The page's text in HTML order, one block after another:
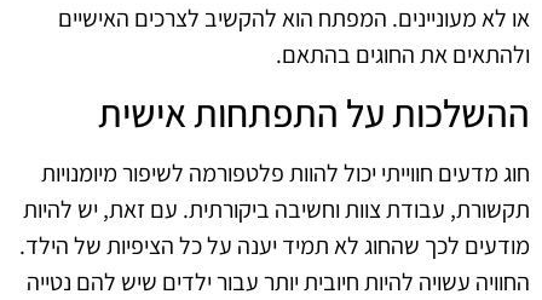
או לא מעוניינים. המפתח הוא להקשיב לצרכים האישיים
ולהתאים את החוגים בהתאם.
ההשלכות על התפתחות אישית
חוג מדעים חווייתי יכול להוות פלטפורמה לשיפור מיומנויות
תקשורת, עבודת צוות וחשיבה ביקורתית. עם זאת, יש להיות
מודעים לכך שהחוג לא תמיד יענה על כל הציפיות של הילד.
החוויה עשויה להיות חיובית יותר עבור ילדים שיש להם נטייה